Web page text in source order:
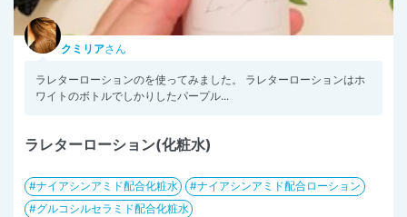
クミリアさん
ラレターローションのを使ってみました。 ラレターローションはホ
ワイトのボトルでしかりしたパープル...
ラレターローション(化粧水)
ナイアシンアミド配合化粧水
ナイアシンアミド配合ローション
グルコシルセラミド配合化粧水